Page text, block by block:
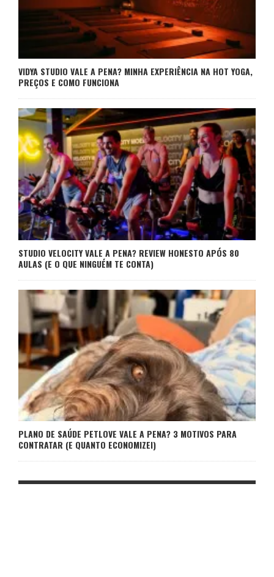
VIDYA STUDIO VALE A PENA? MINHA EXPERIÊNCIA NA HOT YOGA,
PREÇOS E COMO FUNCIONA
STUDIO VELOCITY VALE A PENA? REVIEW HONESTO APÓS 80
AULAS (E O QUE NINGUÉM TE CONTA)
PLANO DE SAÚDE PETLOVE VALE A PENA? 3 MOTIVOS PARA
CONTRATAR (E QUANTO ECONOMIZEI)